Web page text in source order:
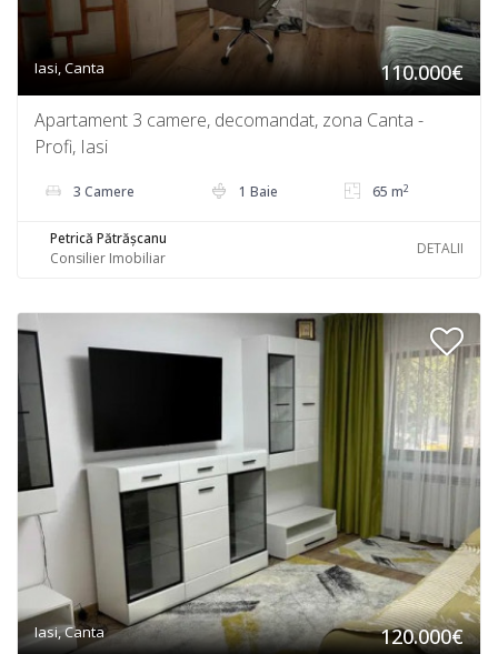
Iasi, Canta 110.000€
Apartament 3 camere, decomandat, zona Canta -
Profi, Iasi
3 Camere 1 Baie 65 m2
Petrică Pătrășcanu
Consilier Imobiliar
DETALII
Iasi, Canta 120.000€